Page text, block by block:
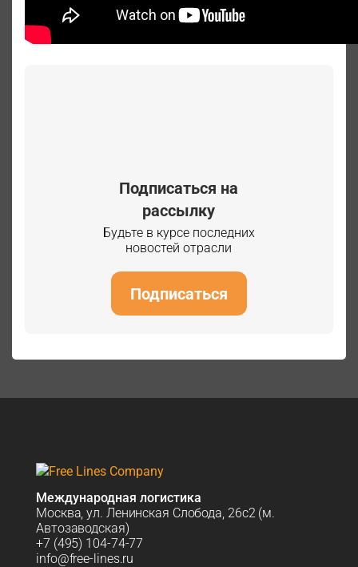
Подписаться на
рассылку
Будьте в курсе последних
новостей отрасли
Подписаться
Международная логистика
Москва, ул. Ленинская Слобода, 26с2 (м.
Автозаводская)
+7 (495) 104-74-77
info@free-lines.ru